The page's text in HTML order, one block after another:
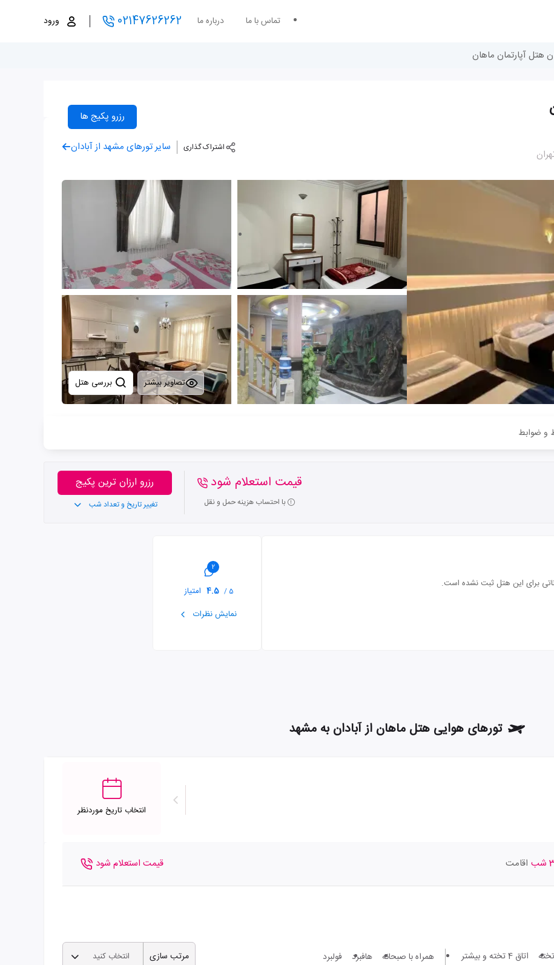
تماس با ما درباره ما 02147626262 ورود
هتل آپارتمان ماهان
رزرو پکیج ها
اشتراک گذاری سایر تورهای مشهد از آبادان
تصاویر بیشتر
و ضوابط
قیمت استعلام شود
با احتساب هزینه حمل و نقل
رزرو ارزان ترین پکیج
تغییر تاریخ و تعداد شب
برای این هتل ثبت نشده است.
2
5 /
4.5 امتیاز
نمایش نظرات
تورهای هوایی هتل ماهان از آبادان به مشهد
انتخاب تاریخ موردنظر
3 شب اقامت قیمت استعلام شود
اتاق 4 تخته و بیشتر همراه با صبحانه هافبرد فولبرد مرتب سازی انتخاب کنید